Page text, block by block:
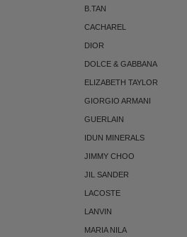
B.TAN
CACHAREL
DIOR
DOLCE & GABBANA
ELIZABETH TAYLOR
GIORGIO ARMANI
GUERLAIN
IDUN MINERALS
JIMMY CHOO
JIL SANDER
LACOSTE
LANVIN
MARIA NILA